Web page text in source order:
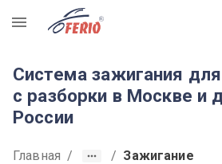
R
Система зажигания
с разборки в Москве и
России
Главная / / Зажигание